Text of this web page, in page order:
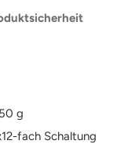
g
fach Schaltung